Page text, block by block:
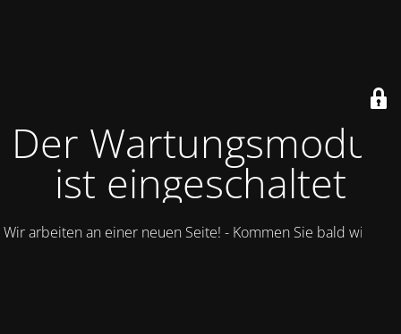
Der Wartungsmodus
ist eingeschaltet
Wir arbeiten an einer neuen Seite! - Kommen Sie bald wieder.